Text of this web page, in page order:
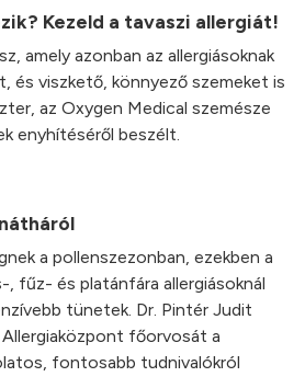
Kezeld a tavaszi allergiát!
amely azonban az allergiásoknak
és viszkető, könnyező szemeket is
az Oxygen Medical szemésze
enyhítéséről beszélt.
a pollenszezonban, ezekben a
, fűz- és platánfára allergiásoknál
tünetek. Dr. Pintér Judit
főorvosát a
fontosabb tudnivalókról